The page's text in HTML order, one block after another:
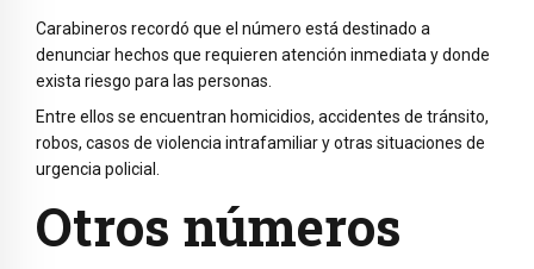
Carabineros recordó que el número está destinado a
denunciar hechos que requieren atención inmediata y donde
exista riesgo para las personas.
Entre ellos se encuentran homicidios, accidentes de tránsito,
robos, casos de violencia intrafamiliar y otras situaciones de
urgencia policial.
Otros números